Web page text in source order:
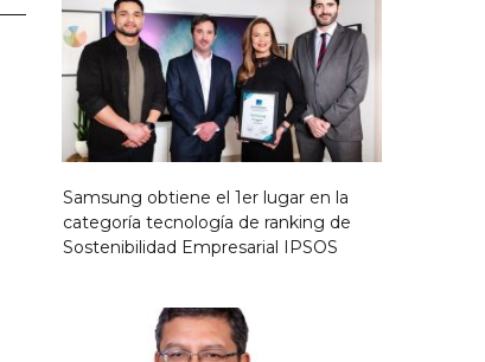
Samsung obtiene el 1er lugar en la
categoría tecnología de ranking de
Sostenibilidad Empresarial IPSOS